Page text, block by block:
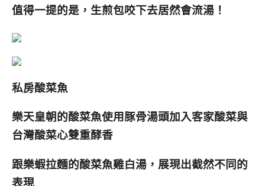
值得一提的是，生煎包咬下去居然會流湯！
私房酸菜魚
樂天皇朝的酸菜魚使用豚骨湯頭加入客家酸菜與
台灣酸菜心雙重酵香
跟樂蝦拉麵的酸菜魚雞白湯，展現出截然不同的
表現